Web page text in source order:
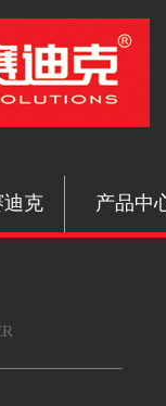
迪克 产品中